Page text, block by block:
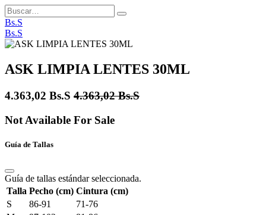
Bs.S
Bs.S
ASK LIMPIA LENTES 30ML
4.363,02 Bs.S 4.363,02Bs.S
Not Available For Sale
Guía de Tallas
Guía de tallas estándar seleccionada.
Talla Pecho (cm) Cintura (cm)
S
86-91
71-76